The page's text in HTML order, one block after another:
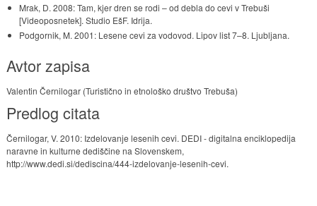
Mrak, D. 2008: Tam, kjer dren se rodi – od debla do cevi v Trebuši
[Videoposnetek]. Studio EšF. Idrija.
Podgornik, M. 2001: Lesene cevi za vodovod. Lipov list 7–8. Ljubljana.
Avtor zapisa
Valentin Černilogar (Turistično in etnološko društvo Trebuša)
Predlog citata
Černilogar, V. 2010: Izdelovanje lesenih cevi. DEDI - digitalna enciklopedija
naravne in kulturne dediščine na Slovenskem,
http://www.dedi.si/dediscina/444-izdelovanje-lesenih-cevi.